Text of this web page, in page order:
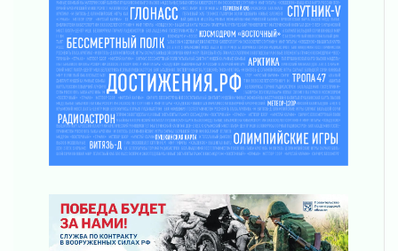
Ладога — не пруд
02 августа 2026
ПСК через Гослуслуги напомнит жителям
Ленинградской области о неоплаченных
счетах
02 августа 2026
Пропавшего подростка нашли в Кировском
районе Ленобласти
Жителям Ленобласти напомнили, как
действовать при укусе клеща
02 августа 2026